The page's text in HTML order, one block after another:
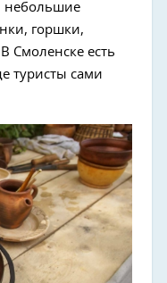
небольшие
горшки,
Смоленске есть
туристы сами